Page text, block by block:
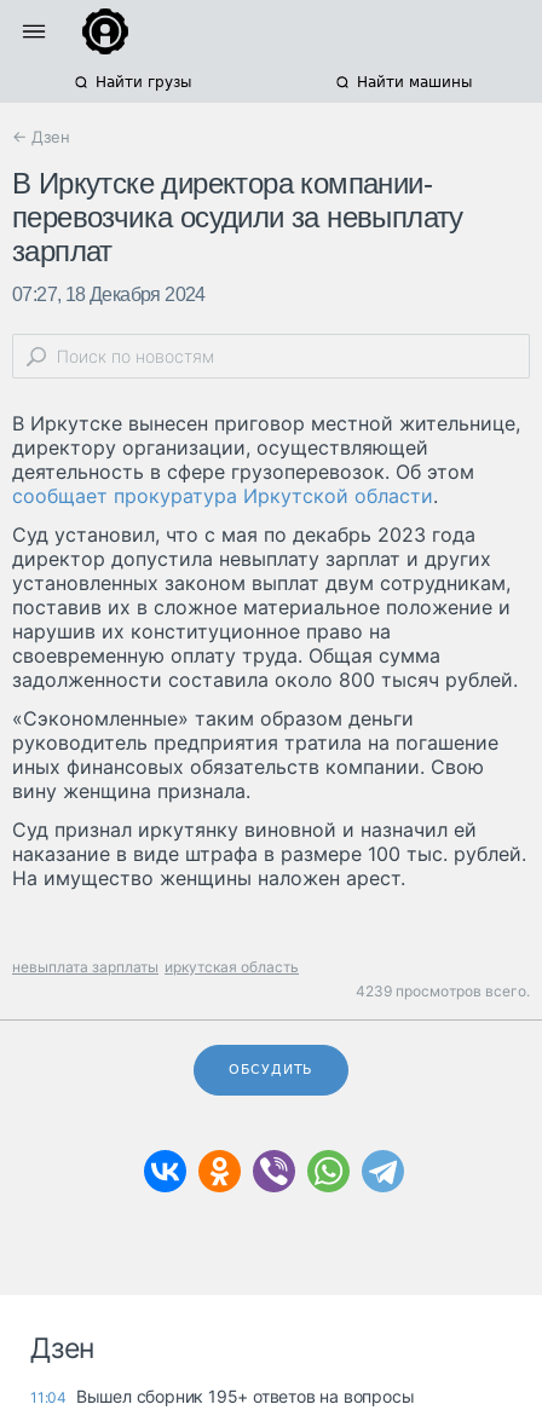
Найти грузы Найти машины
← Дзен
В Иркутске директора компании-
перевозчика осудили за невыплату
зарплат
07:27, 18 Декабря 2024
В Иркутске вынесен приговор местной жительнице,
директору организации, осуществляющей
деятельность в сфере грузоперевозок. Об этом
сообщает прокуратура Иркутской области.
Суд установил, что с мая по декабрь 2023 года
директор допустила невыплату зарплат и других
установленных законом выплат двум сотрудникам,
поставив их в сложное материальное положение и
нарушив их конституционное право на
своевременную оплату труда. Общая сумма
задолженности составила около 800 тысяч рублей.
«Сэкономленные» таким образом деньги
руководитель предприятия тратила на погашение
иных финансовых обязательств компании. Свою
вину женщина признала.
Суд признал иркутянку виновной и назначил ей
наказание в виде штрафа в размере 100 тыс. рублей.
На имущество женщины наложен арест.
невыплата зарплаты иркутская область
4239 просмотров всего.
ОБСУДИТЬ
Дзен
11:04
Вышел сборник 195+ ответов на вопросы